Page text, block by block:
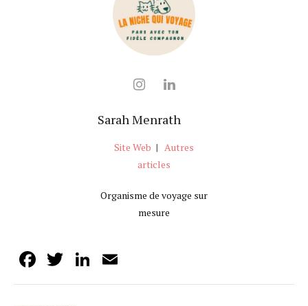
Sarah Menrath
Site Web | Autres
articles
Organisme de voyage sur
mesure
Facebook
TwitterLinkedIn